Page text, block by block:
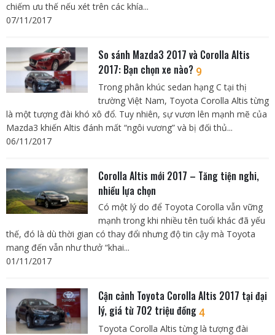
chiếm ưu thế nếu xét trên các khía...
07/11/2017
So sánh Mazda3 2017 và Corolla Altis
2017: Bạn chọn xe nào? 9
Trong phân khúc sedan hạng C tại thị
trường Việt Nam, Toyota Corolla Altis từng
là một tượng đài khó xô đổ. Tuy nhiên, sự vươn lên mạnh mẽ của
Mazda3 khiến Altis đánh mất “ngôi vương” và bị đối thủ...
06/11/2017
Corolla Altis mới 2017 – Tăng tiện nghi,
nhiều lựa chọn
Có một lý do để Toyota Corolla vẫn vững
mạnh trong khi nhiều tên tuổi khác đã yếu
thế, đó là dù thời gian có thay đổi nhưng độ tin cậy mà Toyota
mang đến vẫn như thưở “khai...
01/11/2017
Cận cảnh Toyota Corolla Altis 2017 tại đại
lý, giá từ 702 triệu đồng4
Toyota Corolla Altis từng là tượng đài